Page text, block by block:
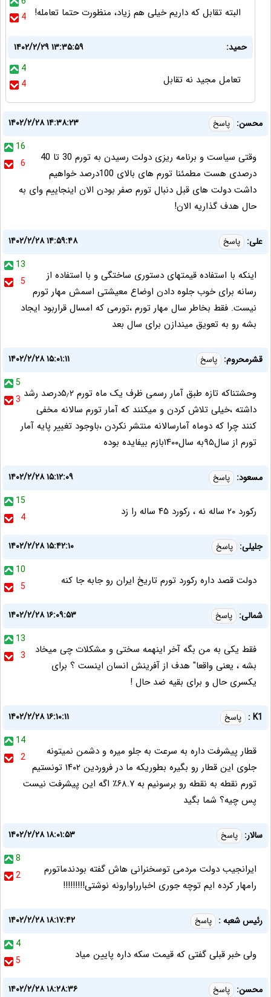
4
البته تقابل که داریم خیلی هم زیاد، منظورت حتما تعامله!
حمید:
۱۴۰۲/۲/۲۹ ۱۳:۳۵:۵۹
4
4
تعامل مجید نه تقابل
محسن: پاسخ
۱۴۰۲/۲/۲۸ ۱۴:۳۸:۲۳
16
6
وقتی سیاست و برنامه ریزی دولت رسیدن به تورم 30 تا 40
درصدی هست مطمئنا تورم های بالای 100درصد خواهیم
داشت دولت های قبل دنبال تورم صفر بودن الان اینجاییم وای به
حال هدف گذاریه الان!
علی: پاسخ
۱۴۰۲/۲/۲۸ ۱۴:۵۹:۴۸
13
5
اینکه با استفاده قیمتهای دستوری ساختگی و با استفاده از
رسانه برای خوب جلوه دادن اوضاع معیشتی اسمش مهار تورم
نیست. فقط بخاطر سال مهار تورم ،تورمی که امسال قراربود ایجاد
بشه رو به تعویق میندازن برای سال بعد
قشرمحروم: پاسخ
۱۴۰۲/۲/۲۸ ۱۵:۰۱:۱۱
5
3 وحشتناکه تازه طبق آمار رسمی ظرف یک ماه تورم ۵٫۲درصد رشد
داشته ،خیلی تلاش کردن و میکنند که آمار تورم سالانه مخفی
کنند چرا که دوماه آمارسالانه منتشر نکردن ،باوجود تغییر پایه آمار
تورم از سال۹۵به سال۱۴۰۰بازم بیفایده بوده
مسعود: پاسخ
۱۴۰۲/۲/۲۸ ۱۵:۱۲:۰۹
15
4
رکورد ۲۰ ساله نه ، رکورد ۴۵ ساله را زد
جلیلی: پاسخ
۱۴۰۲/۲/۲۸ ۱۵:۴۲:۱۰
10
5
دولت قصد داره رکورد تورم تاریخ ایران رو جابه جا کنه
شمالی: پاسخ
۱۴۰۲/۲/۲۸ ۱۶:۰۹:۵۳
13
3
فقط یکی به من بگه آخر اینهمه سختی و مشکلات چی میخاد
بشه ، یعنی واقعا" هدف از آفرینش انسان اینست ؟ برای
یکسری حال و برای بقیه ضد حال !
K1 : پاسخ
۱۴۰۲/۲/۲۸ ۱۶:۱۰:۱۱
14
2
قطار پیشرفت داره به سرعت به جلو میره و دشمن نمیتونه
جلوی این قطار رو بگیره بطوریکه ما در فروردین ۱۴۰۲ تونستیم
تورم نقطه به نقطه رو برسونیم به ۶۸.۷٪ اگه این پیشرفت نیست
پس چیه؟ شما بگید
سالار: پاسخ
۱۴۰۲/۲/۲۸ ۱۸:۰۱:۵۳
8
2
ایرانجیب دولت مردمی توسخنرانی هاش گفته بودندماتورم
رامهار کرده ایم توچه جوری اخبارراوارونه نوشتی!!!!!!!!!
رئیس شعبه : پاسخ
۱۴۰۲/۲/۲۸ ۱۸:۱۷:۴۲
4
5
ولی خبر قبلی گفتی که قیمت سکه داره پایین میاد
محسن: پاسخ ۱۴۰۲/۲/۲۸ ۱۸:۲۸:۳۶